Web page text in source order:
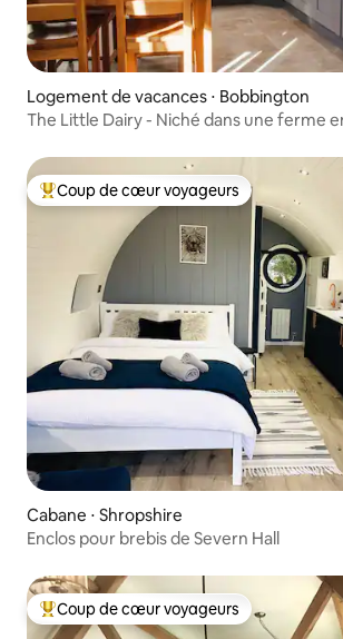
Logement de vacances ⋅ Bobbington
The Little Dairy - Niché dans une ferme
Coups de cœur voyageurs les plus
Coup de cœur voyageurs
Cabane ⋅ Shropshire
Enclos pour brebis de Severn Hall
Coups de cœur voyageurs les plus
Coup de cœur voyageurs